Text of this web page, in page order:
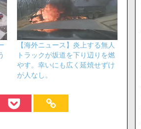
【海外ニュース】炎上する無人
トラックが坂道を下り辺りを燃
やす。幸いにも広く延焼せずけ
が人なし。